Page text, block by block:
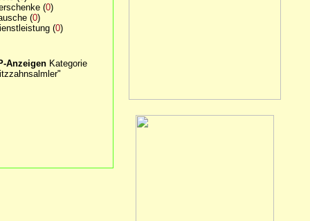
(0)
(0)
(0)
Anzeigen Kategorie